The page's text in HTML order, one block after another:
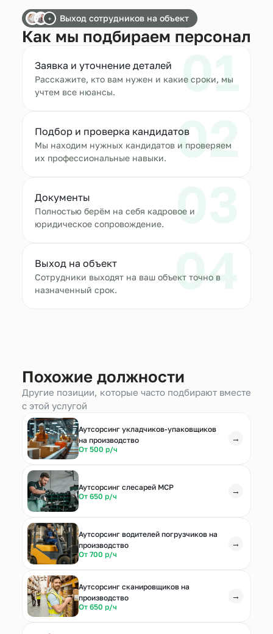
+ Выход сотрудников на объект
Как мы подбираем персонал
01
Заявка и уточнение деталей
Расскажите, кто вам нужен и какие сроки, мы
учтем все нюансы.
02
Подбор и проверка кандидатов
Мы находим нужных кандидатов и проверяем
их профессиональные навыки.
03
Документы
Полностью берём на себя кадровое и
юридическое сопровождение.
04
Выход на объект
Сотрудники выходят на ваш объект точно в
назначенный срок.
Похожие должности
Другие позиции, которые часто подбирают вместе
с этой услугой
Аутсорсинг укладчиков-упаковщиков
на производство
От 500 р/ч
→
Аутсорсинг слесарей МСР
От 650 р/ч
→
Аутсорсинг водителей погрузчиков на
производство
От 700 р/ч
→
Аутсорсинг сканировщиков на
производство
От 650 р/ч
→